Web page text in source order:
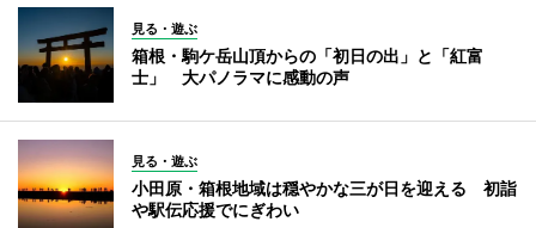
見る・遊ぶ
箱根・駒ケ岳山頂からの「初日の出」と「紅富
士」 大パノラマに感動の声
見る・遊ぶ
小田原・箱根地域は穏やかな三が日を迎える 初詣
や駅伝応援でにぎわい